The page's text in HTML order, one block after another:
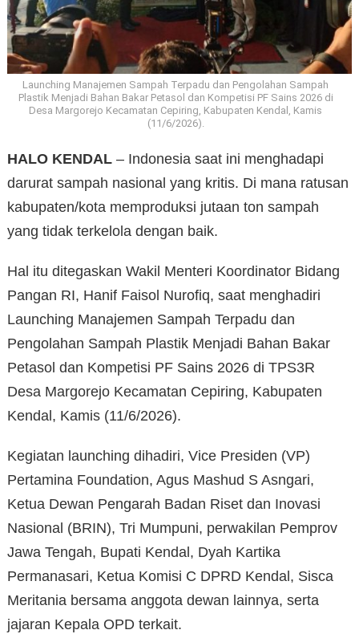
Launching Manajemen Sampah Terpadu dan Pengolahan Sampah
Plastik Menjadi Bahan Bakar Petasol dan Kompetisi PF Sains 2026 di
Desa Margorejo Kecamatan Cepiring, Kabupaten Kendal, Kamis
(11/6/2026).
HALO KENDAL – Indonesia saat ini menghadapi
darurat sampah nasional yang kritis. Di mana ratusan
kabupaten/kota memproduksi jutaan ton sampah
yang tidak terkelola dengan baik.
Hal itu ditegaskan Wakil Menteri Koordinator Bidang
Pangan RI, Hanif Faisol Nurofiq, saat menghadiri
Launching Manajemen Sampah Terpadu dan
Pengolahan Sampah Plastik Menjadi Bahan Bakar
Petasol dan Kompetisi PF Sains 2026 di TPS3R
Desa Margorejo Kecamatan Cepiring, Kabupaten
Kendal, Kamis (11/6/2026).
Kegiatan launching dihadiri, Vice Presiden (VP)
Pertamina Foundation, Agus Mashud S Asngari,
Ketua Dewan Pengarah Badan Riset dan Inovasi
Nasional (BRIN), Tri Mumpuni, perwakilan Pemprov
Jawa Tengah, Bupati Kendal, Dyah Kartika
Permanasari, Ketua Komisi C DPRD Kendal, Sisca
Meritania bersama anggota dewan lainnya, serta
jajaran Kepala OPD terkait.